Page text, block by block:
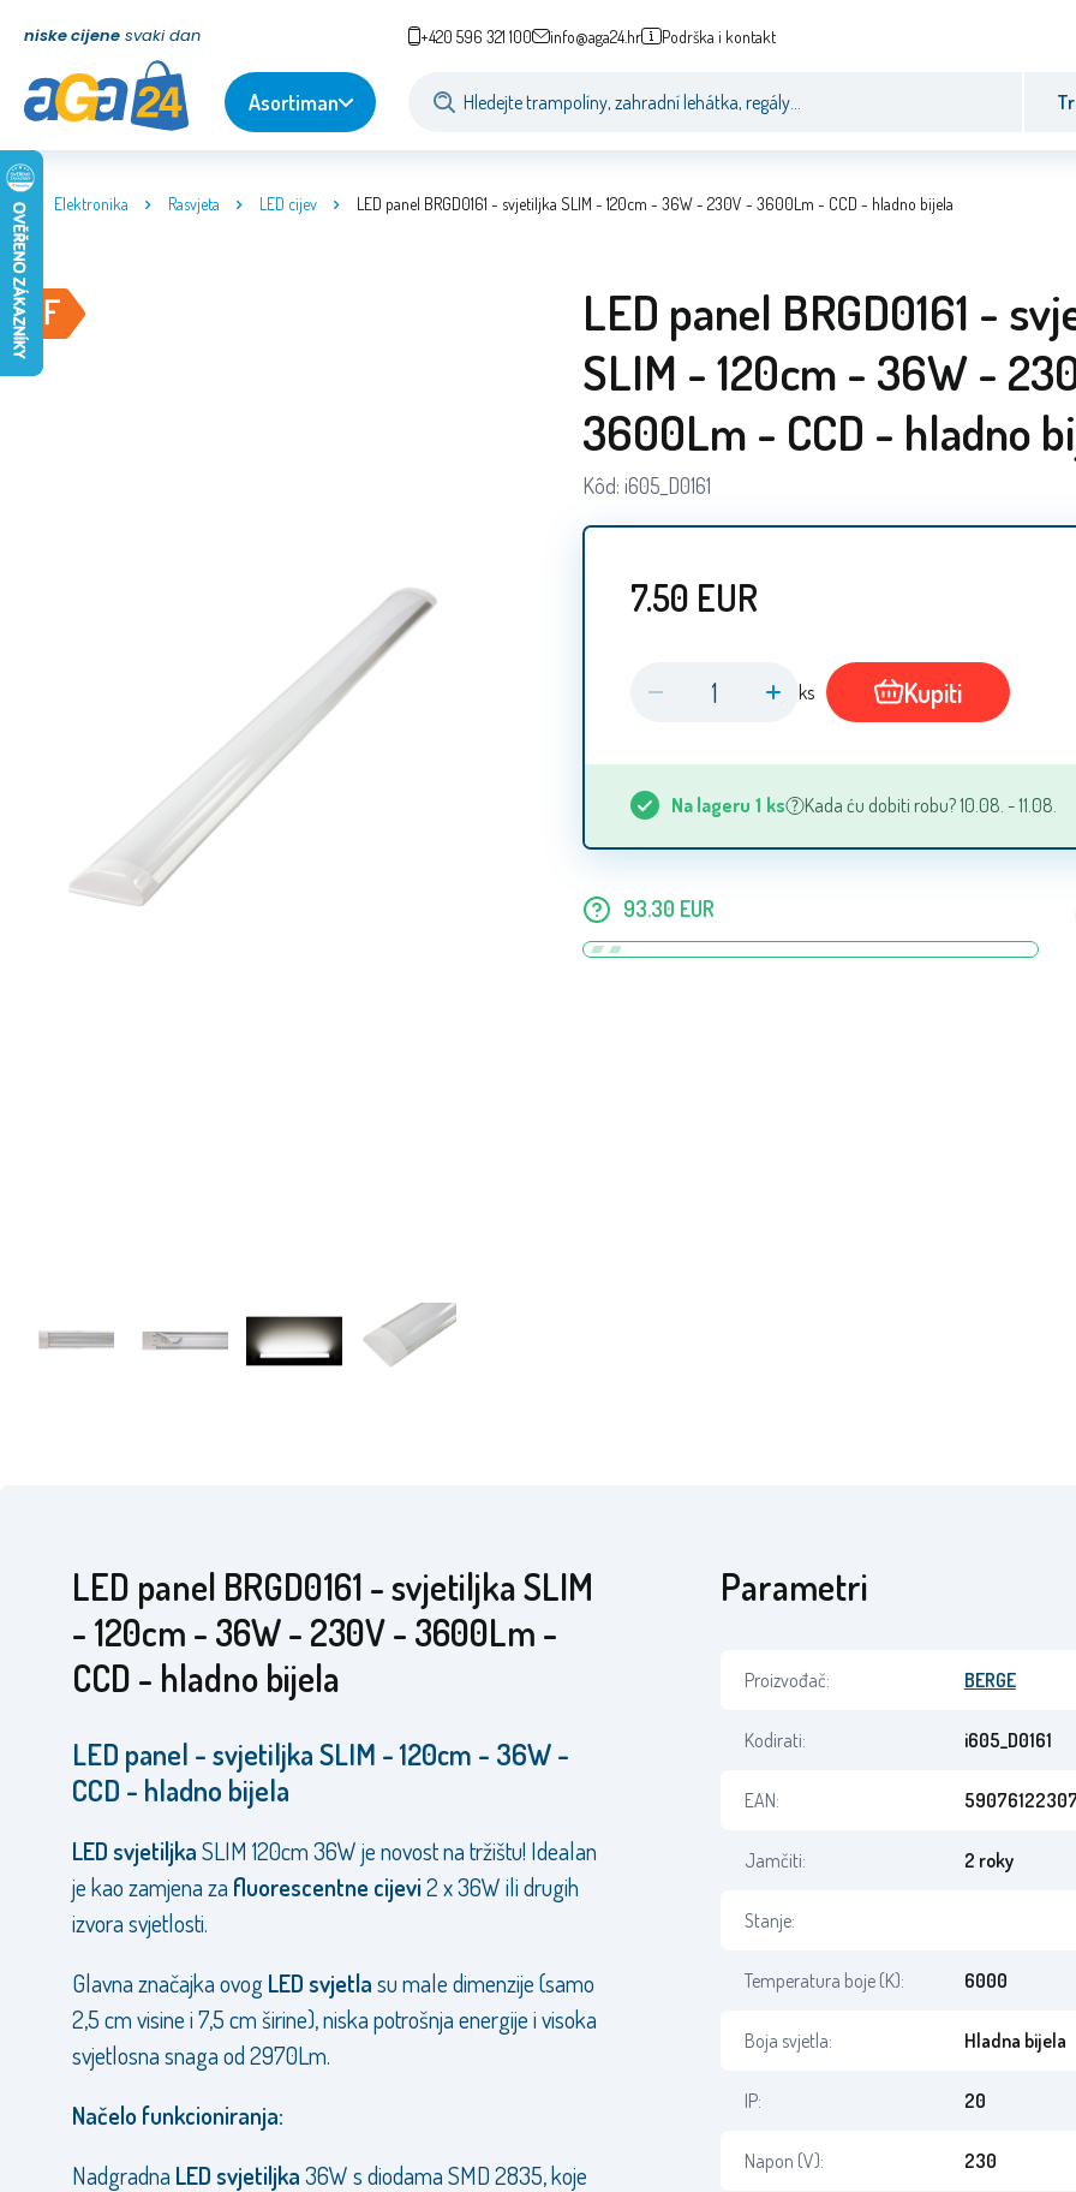
niske cijene svaki dan +420 596 321 100 info@aga24.hr Podrška i kontakt
Asortiman
Elektronika Rasvjeta LED cijev LED panel BRGD0161 - svjetiljka SLIM - 120cm - 36W - 230V - 3600Lm - CCD - hladno bijela
LED panel BRGD0161 -
SLIM - 120cm - 36W -
3600Lm - CCD - hladno
Kôd: i605_D0161
7.50 EUR
ks Kupiti
Na lageru 1 ks Kada ću dobiti robu? 10.08. - 11.08.
93.30 EUR
LED panel BRGD0161 - svjetiljka SLIM
- 120cm - 36W - 230V - 3600Lm -
CCD - hladno bijela
LED panel - svjetiljka SLIM - 120cm - 36W -
CCD - hladno bijela
LED svjetiljkaSLIM 120cm 36W je novost na tržištu! Idealan
je kao zamjena za fluorescentne cijevi2 x 36W ili drugih
izvora svjetlosti.
Glavna značajka ovogLED svjetlasu male dimenzije (samo
2,5 cm visine i 7,5 cm širine), niska potrošnja energije i visoka
svjetlosna snaga od 2970Lm.
Načelo funkcioniranja:
Nadgradna LED svjetiljka36W s diodama SMD 2835, koje
Parametri
Proizvođač: BERGE
Kodirati: i605_D0161
EAN:
Jamčiti: 2 roky
Stanje:
Temperatura boje (K): 6000
Boja svjetla: Hladna bijela
IP: 20
Napon (V): 230